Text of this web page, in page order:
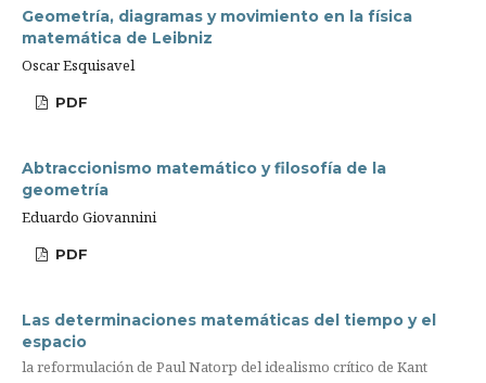
Geometría, diagramas y movimiento en la física
matemática de Leibniz
Oscar Esquisavel
PDF
Abtraccionismo matemático y filosofía de la
geometría
Eduardo Giovannini
PDF
Las determinaciones matemáticas del tiempo y el
espacio
la reformulación de Paul Natorp del idealismo crítico de Kant